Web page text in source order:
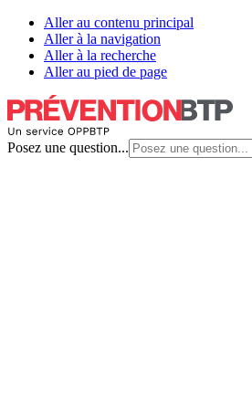
Aller au contenu principal
Aller à la navigation
Aller à la recherche
Aller au pied de page
Posez une question...